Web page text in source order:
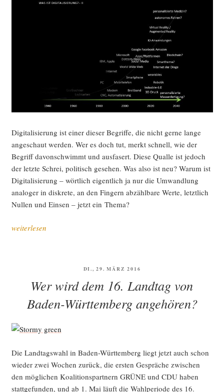
Digi­ta­li­sie­rung ist einer die­ser Begrif­fe, die nicht ger­ne lan­ge
ange­schaut wer­den. Wer es doch tut, merkt schnell, wie der
Begriff davon­schwimmt und aus­fa­sert. Die­se Qual­le ist jedoch
der letz­te Schrei, poli­tisch gese­hen. Was also ist neu? War­um ist
Digi­ta­li­sie­rung – wört­lich eigent­lich ja nur die Umwand­lung
ana­lo­ger in dis­kre­te, an den Fin­gern abzähl­ba­re Wer­te, letzt­lich
Nul­len und Ein­sen – jetzt ein Thema?
„Digi­
gestal­
den“
weiterlesen
VERÖFFENTLICHT
DI., 29. MÄRZ 2016
Wer wird dem 16. Landtag von
Baden-Württemberg angehören?
Die Land­tags­wahl in Baden-Würt­tem­berg liegt jetzt auch schon
wie­der zwei Wochen zurück, die ers­ten Gesprä­che zwi­schen
den mög­li­chen Koali­ti­ons­part­nern GRÜNE und CDU haben
statt­ge­fun­den, und ab 1. Mai läuft die Wahl­pe­ri­ode des 16.